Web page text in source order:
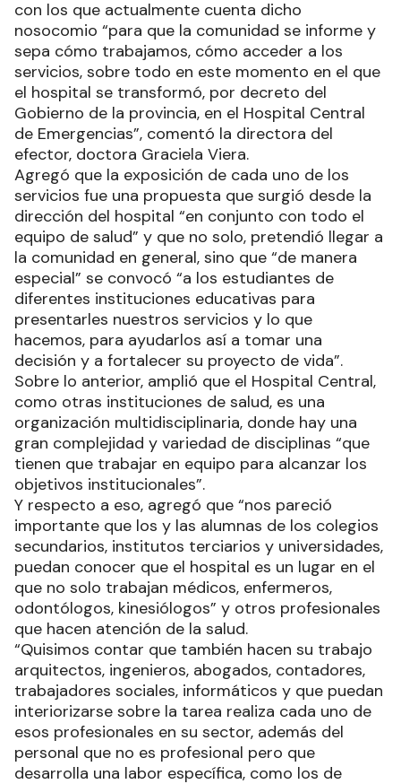
con los que actualmente cuenta dicho
nosocomio “para que la comunidad se informe y
sepa cómo trabajamos, cómo acceder a los
servicios, sobre todo en este momento en el que
el hospital se transformó, por decreto del
Gobierno de la provincia, en el Hospital Central
de Emergencias”, comentó la directora del
efector, doctora Graciela Viera.
Agregó que la exposición de cada uno de los
servicios fue una propuesta que surgió desde la
dirección del hospital “en conjunto con todo el
equipo de salud” y que no solo, pretendió llegar a
la comunidad en general, sino que “de manera
especial” se convocó “a los estudiantes de
diferentes instituciones educativas para
presentarles nuestros servicios y lo que
hacemos, para ayudarlos así a tomar una
decisión y a fortalecer su proyecto de vida”.
Sobre lo anterior, amplió que el Hospital Central,
como otras instituciones de salud, es una
organización multidisciplinaria, donde hay una
gran complejidad y variedad de disciplinas “que
tienen que trabajar en equipo para alcanzar los
objetivos institucionales”.
Y respecto a eso, agregó que “nos pareció
importante que los y las alumnas de los colegios
secundarios, institutos terciarios y universidades,
puedan conocer que el hospital es un lugar en el
que no solo trabajan médicos, enfermeros,
odontólogos, kinesiólogos” y otros profesionales
que hacen atención de la salud.
“Quisimos contar que también hacen su trabajo
arquitectos, ingenieros, abogados, contadores,
trabajadores sociales, informáticos y que puedan
interiorizarse sobre la tarea realiza cada uno de
esos profesionales en su sector, además del
personal que no es profesional pero que
desarrolla una labor específica, como los de